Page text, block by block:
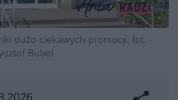
dużo ciekawych promocji, fot.
Bubel